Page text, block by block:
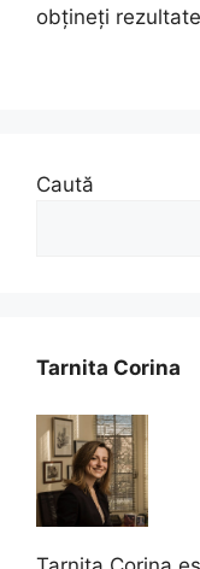
obțineți
Caută
Tarnita Corina